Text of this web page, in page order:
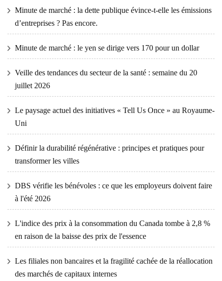
Minute de marché : la dette publique évince-t-elle les émissions
d’entreprises ? Pas encore.
Minute de marché : le yen se dirige vers 170 pour un dollar
Veille des tendances du secteur de la santé : semaine du 20
juillet 2026
Le paysage actuel des initiatives « Tell Us Once » au Royaume-
Uni
Définir la durabilité régénérative : principes et pratiques pour
transformer les villes
DBS vérifie les bénévoles : ce que les employeurs doivent faire
à l'été 2026
L'indice des prix à la consommation du Canada tombe à 2,8 %
en raison de la baisse des prix de l'essence
Les filiales non bancaires et la fragilité cachée de la réallocation
des marchés de capitaux internes